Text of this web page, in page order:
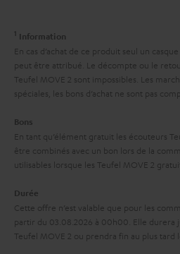
s
.
t
t
l
_
h
s
à
l
e
x
d
i
t
i
v
s
à
l
g
a
t
1 Information
En cas d’achat de ce produit seul un
peut être attribué. Le décompte ou le
Teufel MOVE 2 sont impossibles. Les
spéciales, les bons d’achat ne sont pas
Bons
En tant qu’élément gratuit les écouteurs
être combinés avec un bon lors de la
utilisables lorsque les Teufel MOVE 2
Durée
Cette offre n’est valable que pour les
partir du 03.08.2026 à 00h00. Elle durera
Teufel MOVE 2 ou prendra fin au plus tard